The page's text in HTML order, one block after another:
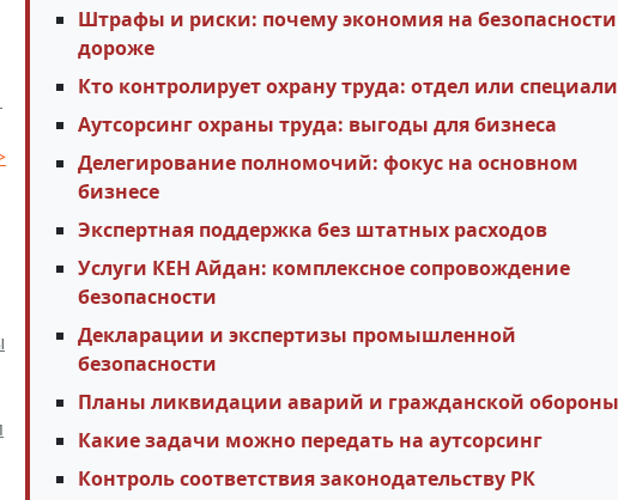
Штрафы и риски: почему экономия на безопасности
дороже
Кто контролирует охрану труда: отдел или
Аутсорсинг охраны труда: выгоды для бизнеса
Делегирование полномочий: фокус на основном
бизнесе
Экспертная поддержка без штатных расходов
Услуги КЕН Айдан: комплексное сопровождение
безопасности
Декларации и экспертизы промышленной
безопасности
Планы ликвидации аварий и гражданской обороны
Какие задачи можно передать на аутсорсинг
Контроль соответствия законодательству РК